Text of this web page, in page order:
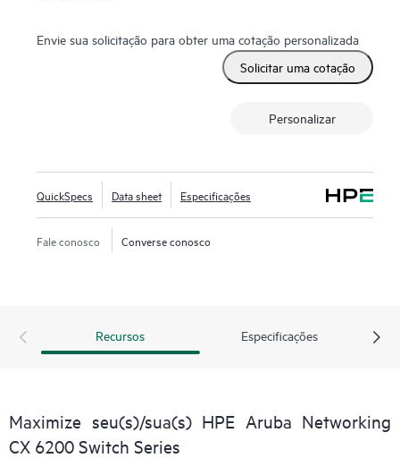
Envie sua solicitação para obter uma cotação personalizada
Solicitar uma cotação
Personalizar
QuickSpecs Data sheet Especificações
Fale conosco Converse conosco
Recursos Especificações
Maximize seu(s)/sua(s) HPE Aruba Networking
CX 6200 Switch Series